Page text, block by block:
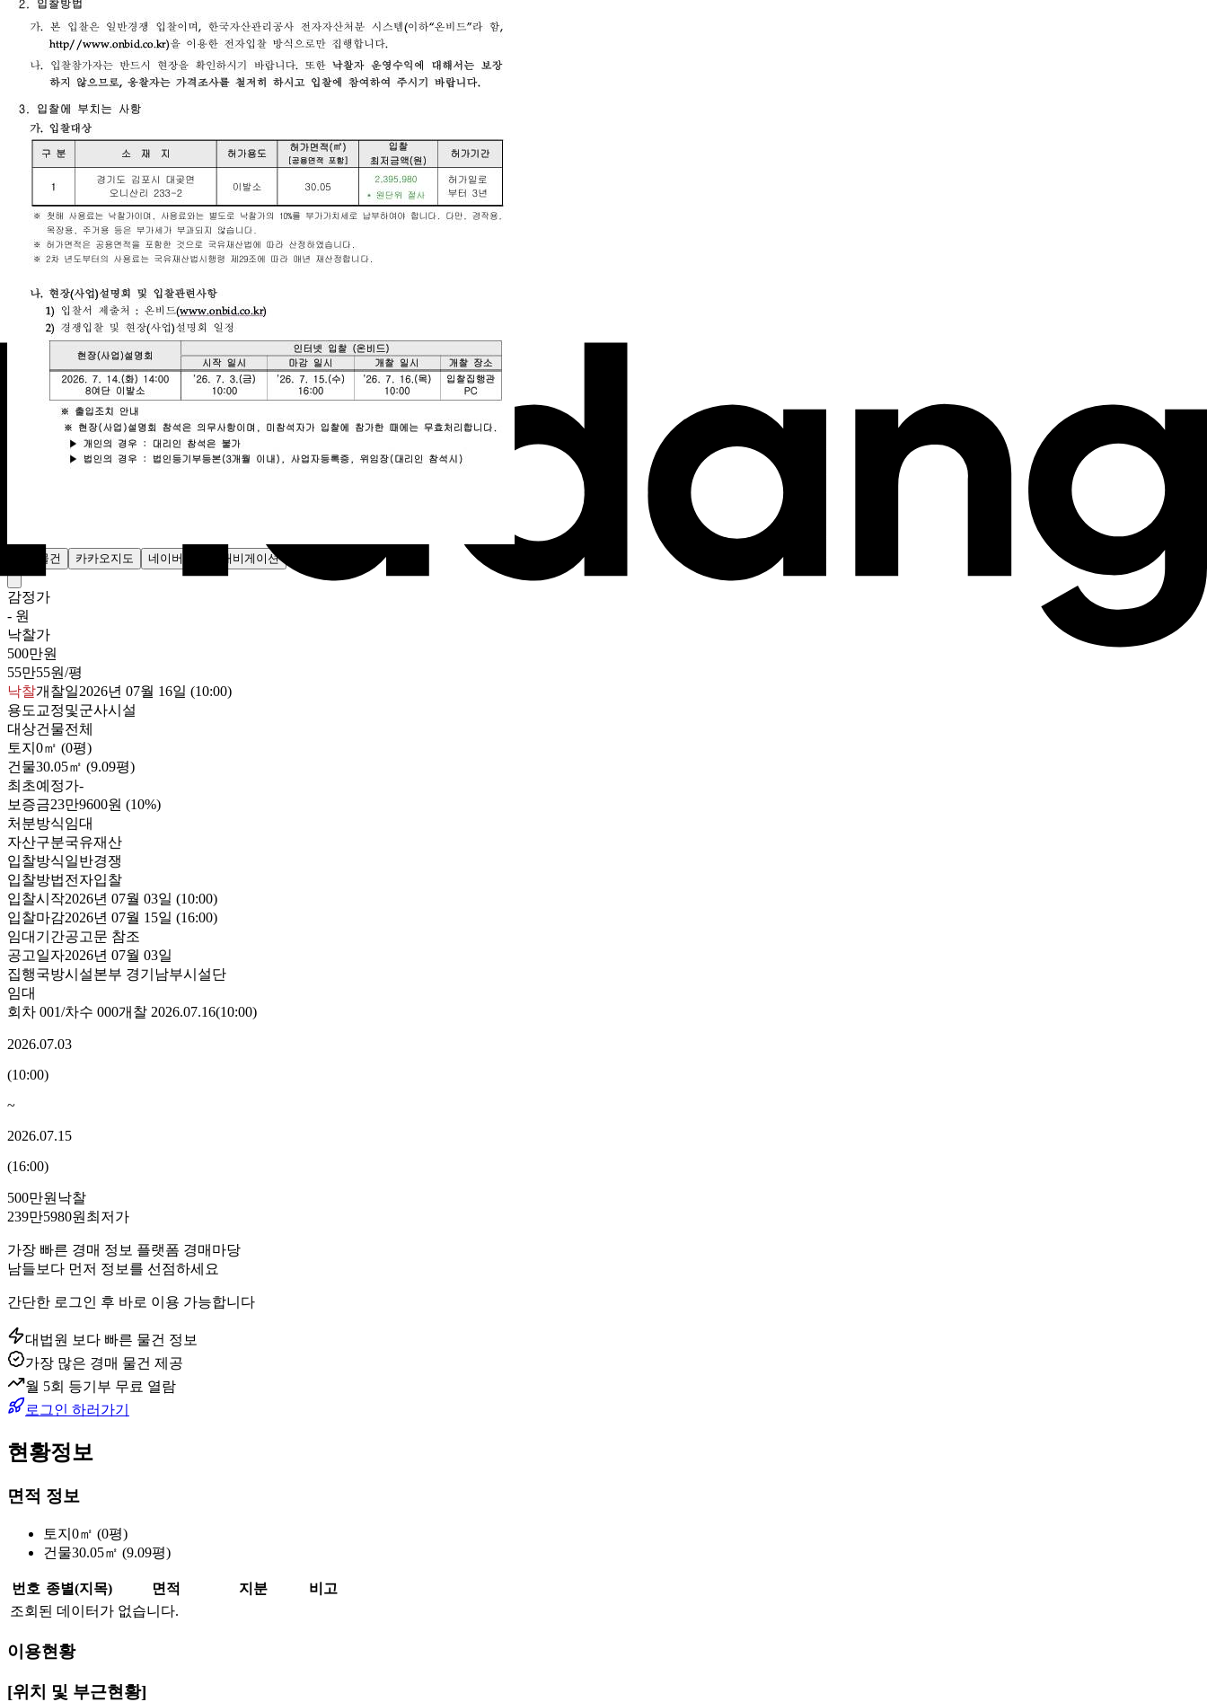
주변물건 카카오지도 네이버지도 내비게이션
감정가
- 원
낙찰가
500만원
55만55원/평
낙찰개찰일2026년 07월 16일 (10:00)
용도 교정및군사시설
대상건물전체
토지 0㎡ (0평)
건물30.05㎡ (9.09평)
최초예정가-
보증금23만9600원 (10%)
처분방식임대
자산구분국유재산
입찰방식일반경쟁
입찰방법전자입찰
입찰시작2026년 07월 03일 (10:00)
입찰마감2026년 07월 15일 (16:00)
임대기간공고문 참조
공고일자2026년 07월 03일
집행국방시설본부 경기남부시설단
임대
회차 001/차수 000개찰 2026.07.16(10:00)
2026.07.03
(10:00)
~
2026.07.15
(16:00)
500만원 낙찰
239만5980원 최저가
가장 빠른 경매 정보 플랫폼 경매마당
남들보다 먼저 정보를 선점하세요
간단한 로그인 후 바로 이용 가능합니다
대법원 보다 빠른 물건 정보
가장 많은 경매 물건 제공
월 5회 등기부 무료 열람
로그인 하러가기
현황정보
면적 정보
토지 0㎡ (0평)
건물30.05㎡ (9.09평)
번호 종별(지목) 면적 지분
비고
조회된 데이터가 없습니다.
이용현황
[위치 및 부근현황]